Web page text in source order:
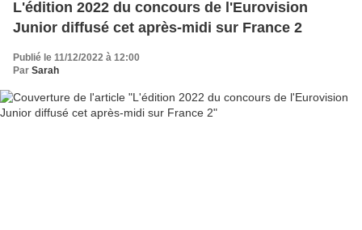
L'édition 2022 du concours de l'Eurovision
Junior diffusé cet après-midi sur France 2
Publié le 11/12/2022 à 12:00
Par Sarah